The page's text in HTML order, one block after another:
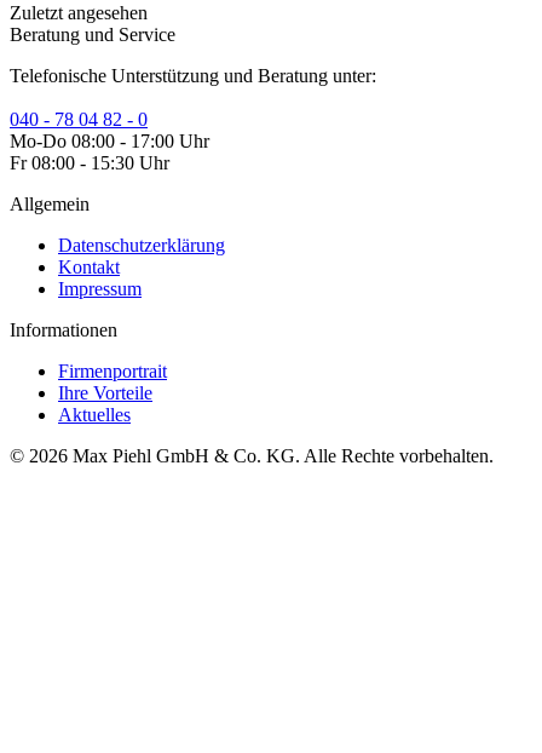
Zuletzt angesehen
Beratung und Service
Telefonische Unterstützung und Beratung unter:
040 - 78 04 82 - 0
Mo-Do 08:00 - 17:00 Uhr
Fr 08:00 - 15:30 Uhr
Allgemein
Datenschutzerklärung
Kontakt
Impressum
Informationen
Firmenportrait
Ihre Vorteile
Aktuelles
© 2026 Max Piehl GmbH & Co. KG. Alle Rechte vorbehalten.